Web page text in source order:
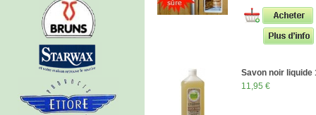
Savon noir liquide
11,95 €